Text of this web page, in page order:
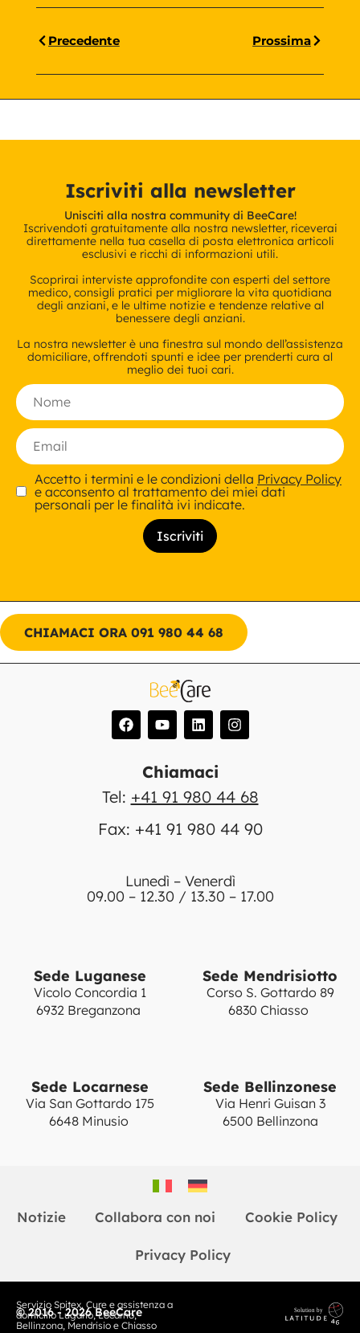
Precedente Prossima
Iscriviti alla newsletter
Unisciti alla nostra community di BeeCare!
Iscrivendoti gratuitamente alla nostra newsletter, riceverai
direttamente nella tua casella di posta elettronica articoli
esclusivi e ricchi di informazioni utili.
Scoprirai interviste approfondite con esperti del settore
medico, consigli pratici per migliorare la vita quotidiana
degli anziani, e le ultime notizie e tendenze relative al
benessere degli anziani.
La nostra newsletter è una finestra sul mondo dell’assistenza
domiciliare, offrendoti spunti e idee per prenderti cura al
meglio dei tuoi cari.
Accetto i termini e le condizioni della Privacy Policy
e acconsento al trattamento dei miei dati
personali per le finalità ivi indicate.
CHIAMACI ORA 091 980 44 68
Chiamaci
Tel: +41 91 980 44 68
Fax: +41 91 980 44 90
Lunedì – Venerdì
09.00 – 12.30 / 13.30 – 17.00
Sede Luganese
Vicolo Concordia 1
6932 Breganzona
Sede Mendrisiotto
Corso S. Gottardo 89
6830 Chiasso
Sede Locarnese
Via San Gottardo 175
6648 Minusio
Sede Bellinzonese
Via Henri Guisan 3
6500 Bellinzona
Notizie Collabora con noi Cookie Policy
Privacy Policy
© 2016 - 2026 BeeCare
Servizio Spitex. Cure e assistenza a
domicilio Lugano, Locarno,
Bellinzona, Mendrisio e Chiasso